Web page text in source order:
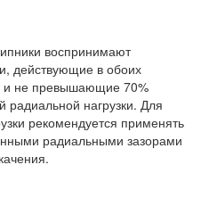
воспринимают
действующие в обоих
и не превышающие 70%
радиальной нагрузки. Для
рекомендуется применять
радиальными зазорами